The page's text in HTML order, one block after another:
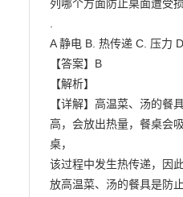
列哪个方面防止桌面遭受损
A 静电 B. 热传递 C. 压力
【答案】B
【解析】
【详解】高温菜、汤的餐
高，会放出热量，餐桌会
桌，
该过程中发生热传递，因
放高温菜、汤的餐具是防